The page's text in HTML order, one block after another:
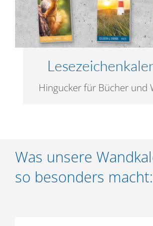
Hingucker für Bücher und
Was unsere
so besonders macht: